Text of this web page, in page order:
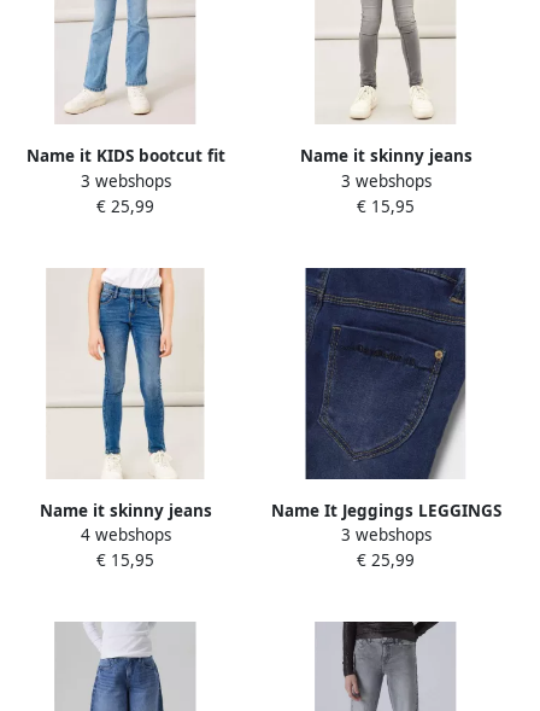
Name it KIDS bootcut fit
jeans NKFPOLLY black
denim Blauw Meisjes
3 webshops
€ 25,99
Name it skinny jeans
NKFPOLLY light grey denim
Grijs Meisjes Stretchdenim
3 webshops
€ 15,95
Name it skinny jeans
NKFPOLLY medium blue
denim Blauw Meisjes
4 webshops
€ 15,95
Name It Jeggings LEGGINGS
– Extra strak met hoog
comfort en riemlussen
3 webshops
€ 25,99